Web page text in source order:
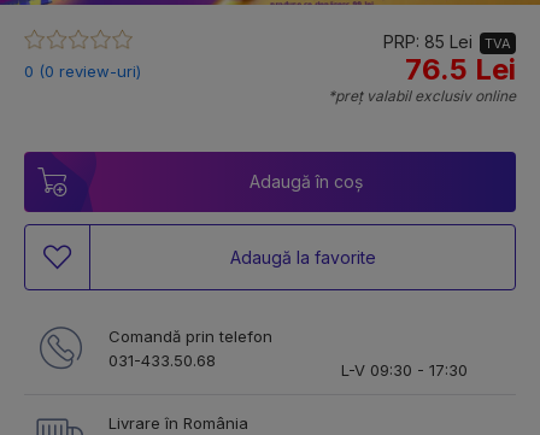
0 (0 review-uri)
PRP: 85 Lei TVA
76.5 Lei
*preț valabil exclusiv online
Adaugă în coș
Adaugă la favorite
Comandă prin telefon
031-433.50.68
L-V 09:30 - 17:30
Livrare în România